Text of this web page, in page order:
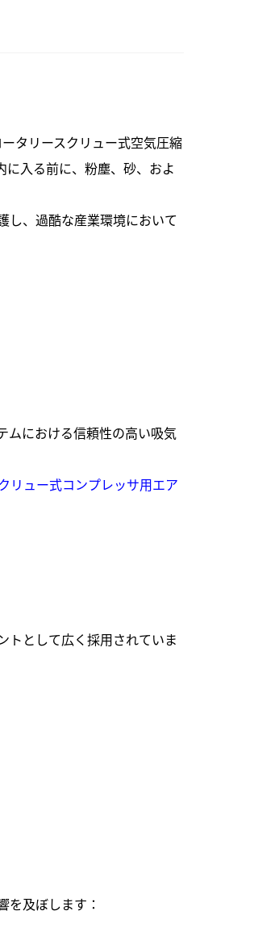
タリースクリュー式空気圧縮
入る前に、粉塵、砂、およ
し、過酷な産業環境において
ムにおける信頼性の高い吸気
リュー式コンプレッサ用エア
トとして広く採用されていま
を及ぼします：